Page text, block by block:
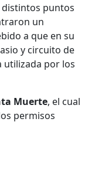
distintos puntos
un
a que en su
y circuito de
utilizada por los
Muerte, el cual
permisos